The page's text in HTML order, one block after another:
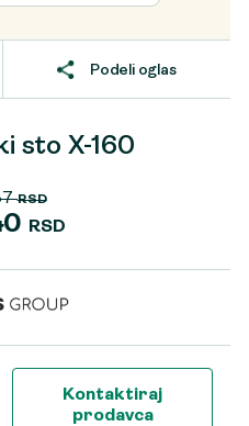
Podeli oglas
sto X-160
RSD
Originalna
88.187 RSD.
RSD
cena
66.140 RSD.
Kontaktiraj
prodavca